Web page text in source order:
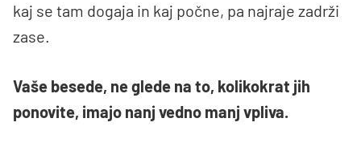
kaj se tam dogaja in kaj počne, pa najraje zadrži
zase.
Vaše besede, ne glede na to, kolikokrat jih
ponovite, imajo nanj vedno manj vpliva.